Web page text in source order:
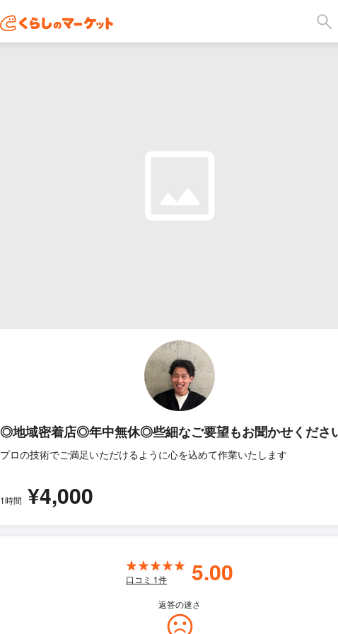
◎地域密着店◎年中無休◎些細なご要望もお聞かせくださ
プロの技術でご満足いただけるように心を込めて作業いたします
1時間 ¥4,000
口コミ 1件 5.00
返答の速さ